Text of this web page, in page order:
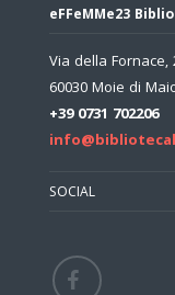
eFFeMMe23
Via della Fornace,
60030 Moie di
+39 0731 702206
SOCIAL